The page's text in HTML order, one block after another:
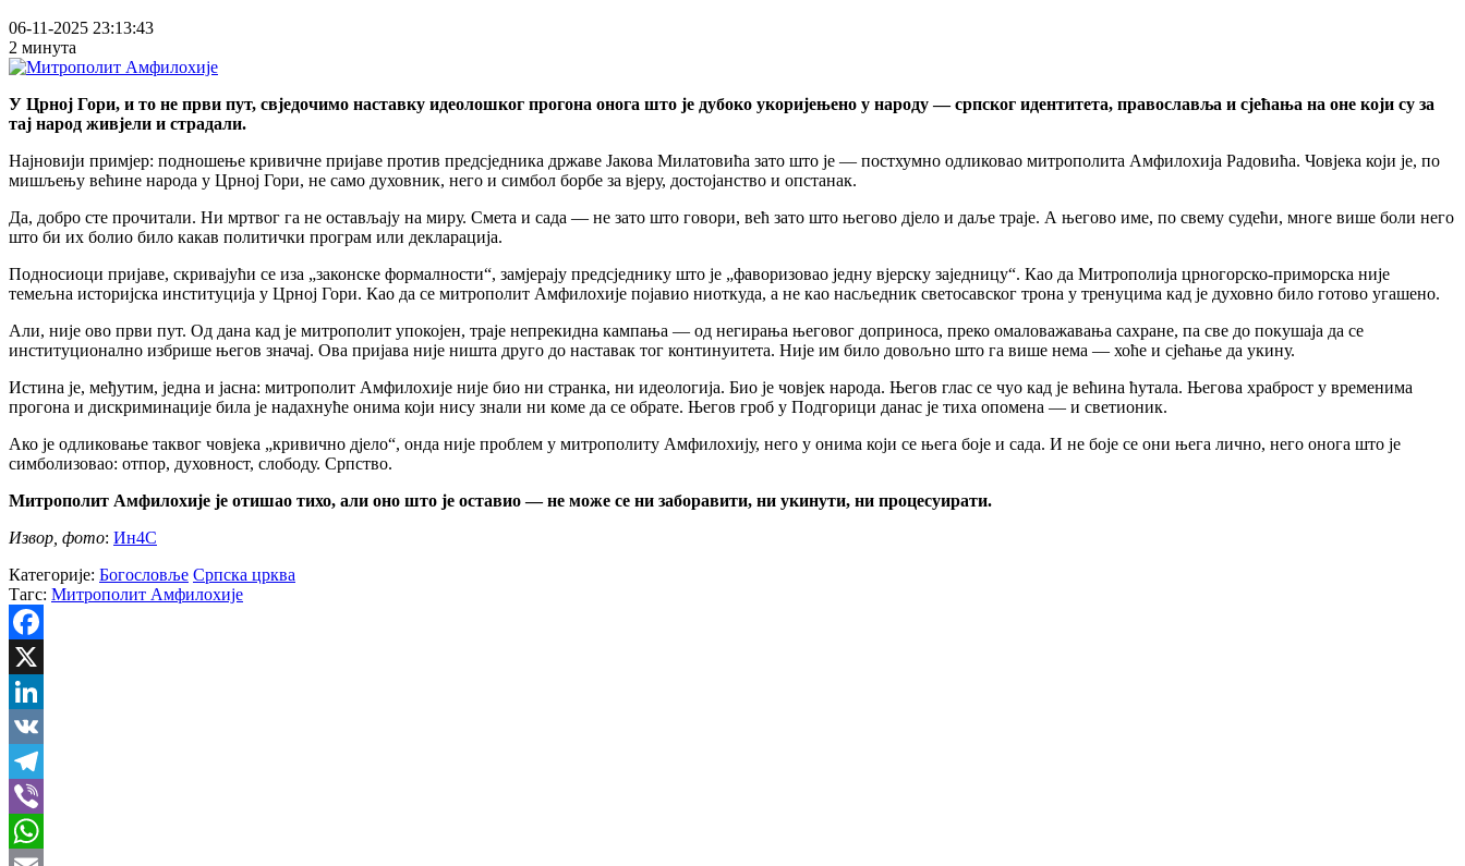
06-11-2025 23:13:43
2 минута
У Црној Гори, и то не први пут, свједочимо наставку идеолошког прогона онога што је дубоко укоријењено у народу — српског идентитета, православља и сјећања на оне који су за
тај народ живјели и страдали.
Најновији примјер: подношење кривичне пријаве против предсједника државе Јакова Милатовића зато што је — постхумно одликовао митрополита Амфилохија Радовића. Човјека који је, по
мишљењу већине народа у Црној Гори, не само духовник, него и симбол борбе за вјеру, достојанство и опстанак.
Да, добро сте прочитали. Ни мртвог га не остављају на миру. Смета и сада — не зато што говори, већ зато што његово дјело и даље траје. А његово име, по свему судећи, многе више боли него
што би их болио било какав политички програм или декларација.
Подносиоци пријаве, скривајући се иза „законске формалности“, замјерају предсједнику што је „фаворизовао једну вјерску заједницу“. Као да Митрополија црногорско-приморска није
темељна историјска институција у Црној Гори. Као да се митрополит Амфилохије појавио ниоткуда, а не као насљедник светосавског трона у тренуцима кад је духовно било готово угашено.
Али, није ово први пут. Од дана кад је митрополит упокојен, траје непрекидна кампања — од негирања његовог доприноса, преко омаловажавања сахране, па све до покушаја да се
институционално избрише његов значај. Ова пријава није ништа друго до наставак тог континуитета. Није им било довољно што га више нема — хоће и сјећање да укину.
Истина је, међутим, једна и јасна: митрополит Амфилохије није био ни странка, ни идеологија. Био је човјек народа. Његов глас се чуо кад је већина ћутала. Његова храброст у временима
прогона и дискриминације била је надахнуће онима који нису знали ни коме да се обрате. Његов гроб у Подгорици данас је тиха опомена — и светионик.
Ако је одликовање таквог човјека „кривично дјело“, онда није проблем у митрополиту Амфилохију, него у онима који се њега боје и сада. И не боје се они њега лично, него онога што је
симболизовао: отпор, духовност, слободу. Српство.
Митрополит Амфилохије је отишао тихо, али оно што је оставио — не може се ни заборавити, ни укинути, ни процесуирати.
Извор, фото: Ин4С
Категорије: Богословље Српска црква
Тагс: Митрополит Амфилохије
Facebook
X
LinkedIn
VK
Telegram
Viber